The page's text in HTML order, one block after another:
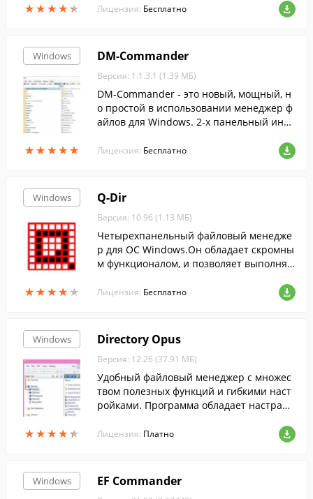
★★★★★
★★★★★
ма также позволяет передавать файлы
Лицензия: Бесплатно
Windows
★★★★★
★★★★★
DM-Commander
Версия: 1.1.3.1 (1.39 МБ)
DM-Commander - это новый, мощный, н
о простой в использовании менеджер ф
айлов для Windows. 2-х панельный инте
Лицензия: Бесплатно
Windows
★★★★★
★★★★★
Q-Dir
Версия: 10.96 (1.13 МБ)
Четырехпанельный файловый менедже
р для ОС Windows.Он обладает скромны
м функционалом, и позволяет выполнят
папками.
Лицензия: Бесплатно
Windows
★★★★★
★★★★★
Directory Opus
Версия: 12.26 (37.91 МБ)
Удобный файловый менеджер с множес
твом полезных функций и гибкими наст
ройками. Программа обладает настраив
елать двухпанельным.
Лицензия: Платно
Windows EF Commander